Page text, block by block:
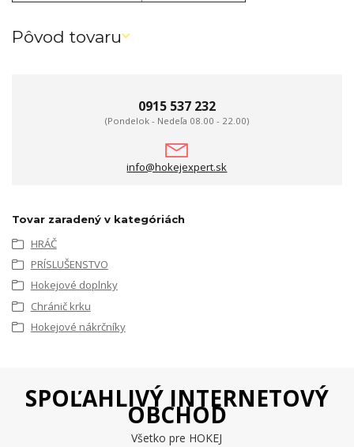
Pôvod tovaru
0915 537 232
(Pondelok - Nedeľa 08.00 - 22.00)
info@hokejexpert.sk
Tovar zaradený v kategóriách
HRÁČ
PRÍSLUŠENSTVO
Hokejové doplnky
Chránič krku
Hokejové nákrčníky
SPOĽAHLIVÝ INTERNETOVÝ
OBCHOD
Všetko pre HOKEJ